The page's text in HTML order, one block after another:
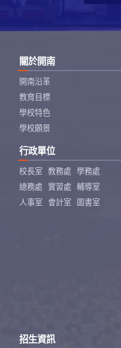
關於開南
開南沿革
教育目標
學校特色
學校願景
行政單位
校長室 教務處
學務處
總務處
實習處
輔導室
人事室
會計室 圖書室
招生資訊